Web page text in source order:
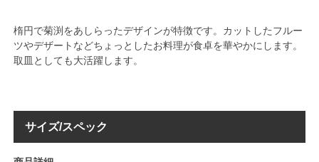
楕円で菊渕をあしらったデザインが特徴です。カットしたフルー
ツやデザートなどちょっとしたお料理が食卓を華やかにします。
取皿としても大活躍します。
サイズ/スペック